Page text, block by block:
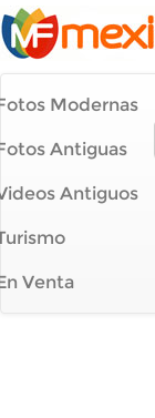
Modernas
Antiguas
Antiguos
Venta